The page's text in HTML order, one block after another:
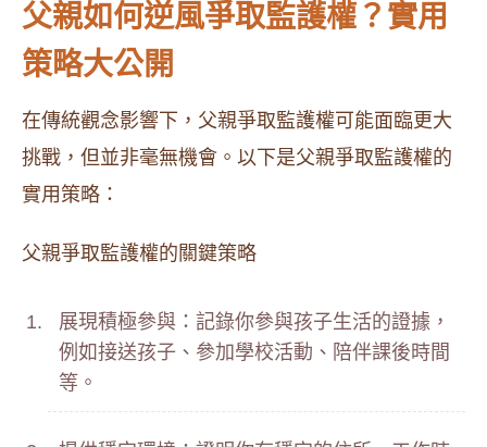
父親如何逆風爭取監護權？實用
策略大公開
在傳統觀念影響下，父親爭取監護權可能面臨更大
挑戰，但並非毫無機會。以下是父親爭取監護權的
實用策略：
父親爭取監護權的關鍵策略
展現積極參與：記錄你參與孩子生活的證據，
例如接送孩子、參加學校活動、陪伴課後時間
等。